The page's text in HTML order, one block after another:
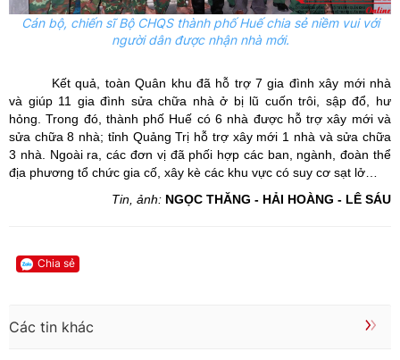
Cán bộ, chiến sĩ Bộ CHQS thành phố Huế chia sẻ niềm vui với
người dân được nhận nhà mới.
Kết quả, toàn Quân khu đã hỗ trợ 7 gia đình xây mới nhà
và giúp 11 gia đình sửa chữa nhà ở bị lũ cuốn trôi, sập đổ, hư
hỏng. Trong đó, thành phố Huế có 6 nhà được hỗ trợ xây mới và
sửa chữa 8 nhà; tỉnh Quảng Trị hỗ trợ xây mới 1 nhà và sửa chữa
3 nhà. Ngoài ra, các đơn vị đã phối hợp các ban, ngành, đoàn thể
địa phương tổ chức gia cố, xây kè các khu vực có suy cơ sạt lở…
Tin, ảnh: NGỌC THĂNG - HẢI HOÀNG - LÊ SÁU
Chia sẻ
Các tin khác